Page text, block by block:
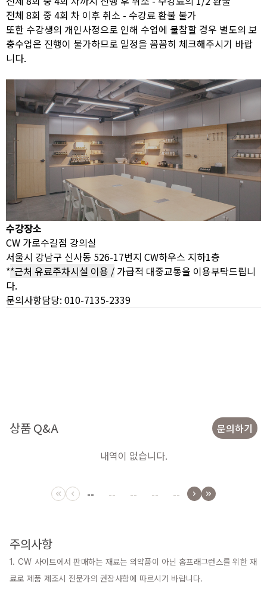
전체 8회 중 4회 차 이후 취소 - 수강료 환불 불가
또한 수강생의 개인사정으로 인해 수업에 불참할 경우 별도의 보
충수업은 진행이 불가하므로 일정을 꼼꼼히 체크해주시기 바랍
니다.
수강장소
CW 가로수길점 강의실
서울시 강남구 신사동 526-17번지 CW하우스 지하1층
**근처 유료주차시설 이용 / 가급적 대중교통을 이용부탁드립니
다.
문의사항담당: 010-7135-2339
상품 Q&A
문의하기
내역이 없습니다.
-- -- -- -- --
주의사항
1. CW 사이트에서 판매하는 재료는 의약품이 아닌 홈프래그런스를 위한 재
료로 제품 제조시 전문가의 권장사항에 따르시기 바랍니다.